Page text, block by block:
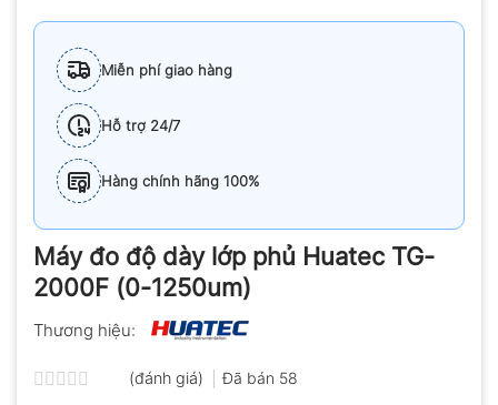
Miễn phí giao hàng
Hỗ trợ 24/7
Hàng chính hãng 100%
Máy đo độ dày lớp phủ Huatec TG-
2000F (0-1250um)
Thương hiệu:
(đánh giá) Đã bán 58